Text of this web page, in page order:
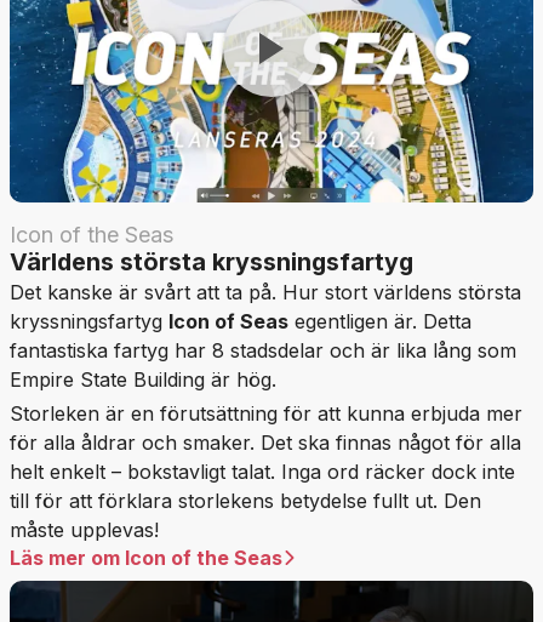
Icon of the Seas
Världens största kryssningsfartyg
Det kanske är svårt att ta på. Hur stort världens största
kryssningsfartyg Icon of Seas egentligen är. Detta
fantastiska fartyg har 8 stadsdelar och är lika lång som
Empire State Building är hög.
Storleken är en förutsättning för att kunna erbjuda mer
för alla åldrar och smaker. Det ska finnas något för alla
helt enkelt – bokstavligt talat. Inga ord räcker dock inte
till för att förklara storlekens betydelse fullt ut. Den
måste upplevas!
Läs mer om Icon of the Seas